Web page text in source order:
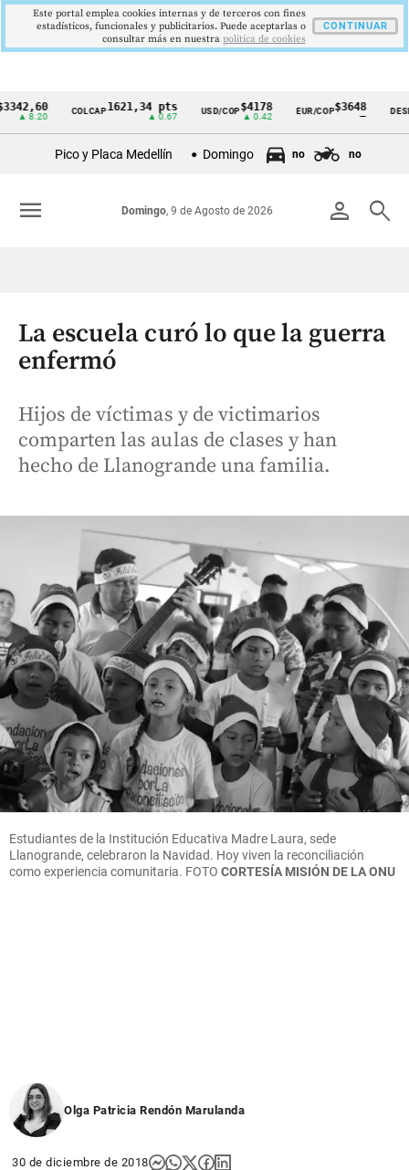
Cintillo
Colombia
COLCAP1621,34 pts
▲ 0.67
USD/COP$4178
▲ 0.42
EUR/COP$3648
Pico y Placa Medellín Domingo no no
person search
Domingo, 9 de Agosto de 2026
menu
La escuela curó lo que la guerra
enfermó
Hijos de víctimas y de victimarios
comparten las aulas de clases y han
hecho de Llanogrande una familia.
Estudiantes de la Institución Educativa Madre Laura, sede
Llanogrande, celebraron la Navidad. Hoy viven la reconciliación
como experiencia comunitaria. FOTO CORTESÍA MISIÓN DE LA ONU
Olga Patricia Rendón Marulanda
30 de diciembre de 2018
Este portal emplea cookies internas y de terceros con fines
estadísticos, funcionales y publicitarios. Puede aceptarlas o
consultar más en nuestra politica de cookies
CONTINUAR